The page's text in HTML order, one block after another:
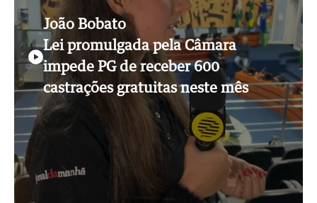
João Bobato
Lei promulgada pela Câmara
impede PG de receber 600
castrações gratuitas neste mês